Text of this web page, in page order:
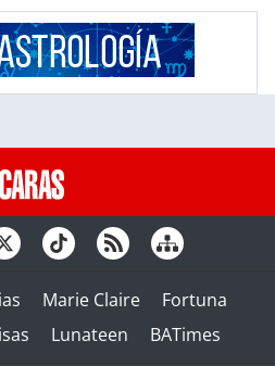
Marie Claire
Fortuna
Lunateen BATimes